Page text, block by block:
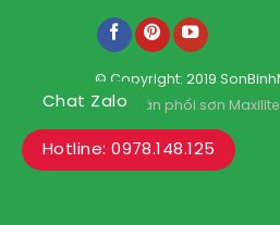
© Copyright: 2019
Kho phân phối sơn
Chat Zalo
Hotline: 0978.148.125